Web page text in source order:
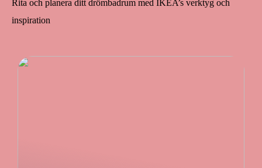
Rita och planera ditt drömbadrum med IKEA’s verktyg och
inspiration